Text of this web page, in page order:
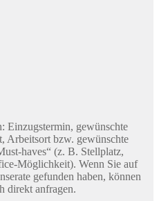
Einzugstermin, gewünschte
Arbeitsort bzw. gewünschte
haves“ (z. B. Stellplatz,
Möglichkeit). Wenn Sie auf
gefunden haben, können
direkt anfragen.